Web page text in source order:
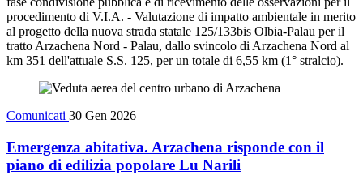
procedimento di V.I.A. - Valutazione di impatto ambientale in merito
al progetto della nuova strada statale 125/133bis Olbia-Palau per il
tratto Arzachena Nord - Palau, dallo svincolo di Arzachena Nord al
km 351 dell'attuale S.S. 125, per un totale di 6,55 km (1° stralcio).
Comunicati 30 Gen 2026
Emergenza abitativa. Arzachena risponde con il
piano di edilizia popolare Lu Narili